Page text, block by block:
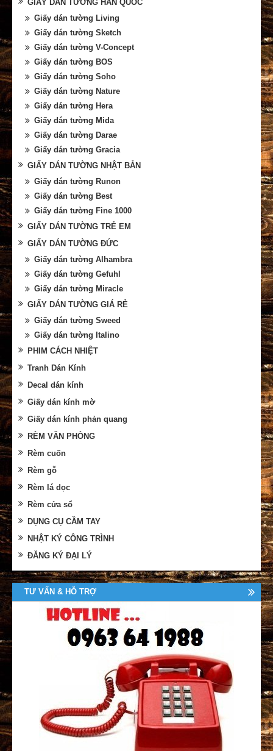
GIẤY DÁN TƯỜNG HÀN QUỐC
Giấy dán tường Living
Giấy dán tường Sketch
Giấy dán tường V-Concept
Giấy dán tường BOS
Giấy dán tường Soho
Giấy dán tường Nature
Giấy dán tường Hera
Giấy dán tường Mida
Giấy dán tường Darae
Giấy dán tường Gracia
GIẤY DÁN TƯỜNG NHẬT BẢN
Giấy dán tường Runon
Giấy dán tường Best
Giấy dán tường Fine 1000
GIẤY DÁN TƯỜNG TRẺ EM
GIẤY DÁN TƯỜNG ĐỨC
Giấy dán tường Alhambra
Giấy dán tường Gefuhl
Giấy dán tường Miracle
GIẤY DÁN TƯỜNG GIÁ RẺ
Giấy dán tường Sweed
Giấy dán tường Italino
PHIM CÁCH NHIỆT
Tranh Dán Kính
Decal dán kính
Giấy dán kính mờ
Giấy dán kính phản quang
RÈM VĂN PHÒNG
Rèm cuốn
Rèm gỗ
Rèm lá dọc
Rèm cửa sổ
DỤNG CỤ CẦM TAY
NHẬT KÝ CÔNG TRÌNH
ĐĂNG KÝ ĐẠI LÝ
TƯ VẤN & HỖ TRỢ